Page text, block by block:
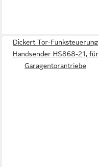
Dickert Tor-Funksteuerung
Handsender HS868-21, für
Garagentorantriebe